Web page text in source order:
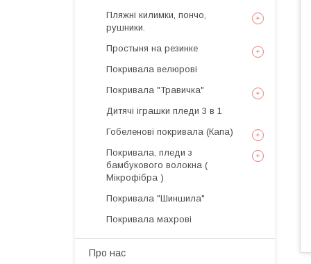
Пляжні килимки, пончо,
рушники.
Простыня на резинке
Покривала велюрові
Покривала "Травичка"
Дитячі іграшки пледи 3 в 1
Гобеленові покривала (Капа)
Покривала, пледи з
бамбукового волокна (
Мікрофібра )
Покривала "Шиншила"
Покривала махрові
Про нас